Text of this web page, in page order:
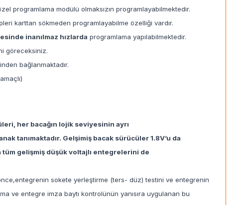
programlama modülü olmaksızın programlayabilmektedir.
karttan sökmeden programlayabilme özelliği vardır.
inanılmaz hızlarda programlama yapılabilmektedir.
göreceksiniz.
bağlanmaktadır.
her bacağın lojik seviyesinin ayrı
tanımaktadır. Gelşimiş bacak sürücüler 1.8V’u da
tüm gelişmiş düşük voltajlı entegrelerini de
sokete yerleştirme (ters- düz) testini ve entegrenin
ve entegre imza baytı kontrolünün yanısıra uygulanan bu